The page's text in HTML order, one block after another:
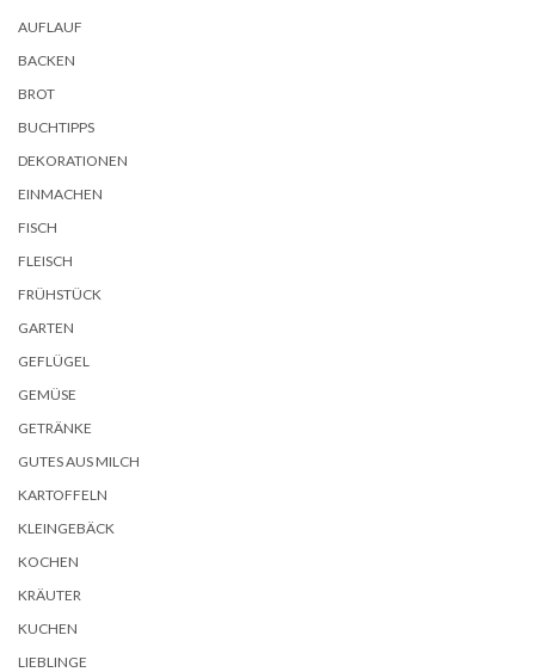
AUFLAUF
BACKEN
BROT
BUCHTIPPS
DEKORATIONEN
EINMACHEN
FISCH
FLEISCH
FRÜHSTÜCK
GARTEN
GEFLÜGEL
GEMÜSE
GETRÄNKE
GUTES AUS MILCH
KARTOFFELN
KLEINGEBÄCK
KOCHEN
KRÄUTER
KUCHEN
LIEBLINGE